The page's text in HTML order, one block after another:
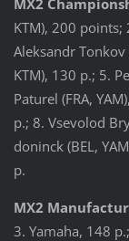
KTM), 200 points;
Aleksandr Tonkov
KTM), 130 p.; 5.
Paturel (FRA,
p.; 8. Vsevolod
doninck (BEL,
p.
MX2
3. Yamaha, 148